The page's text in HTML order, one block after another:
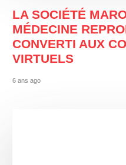
LA SOCIÉTÉ
MÉDECINE
CONVERTI AUX
VIRTUELS
6 ans ago